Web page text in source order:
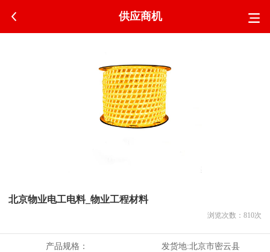
供应商机
北京物业电工电料_物业工程材料
浏览次数： 810次
产品规格： 发货地:北京市密云县